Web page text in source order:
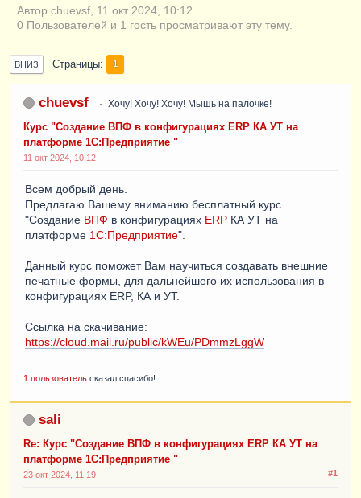
Автор chuevsf, 11 окт 2024, 10:12
0 Пользователей и 1 гость просматривают эту тему.
ВНИЗ Страницы 1
chuevsf Хочу! Хочу! Хочу! Мышь на палочке!
Курс "Создание ВПФ в конфигурациях ERP КА УТ на
платформе 1С:Предприятие "
11 окт 2024, 10:12
Всем добрый день.
Предлагаю Вашему вниманию бесплатный курс
"Создание ВПФ в конфигурациях ERP КА УТ на
платформе 1С:Предприятие".
Данный курс поможет Вам научиться создавать внешние
печатные формы, для дальнейшего их использования в
конфигурациях ERP, КА и УТ.
Ссылка на скачивание:
https://cloud.mail.ru/public/kWEu/PDmmzLggW
1 пользователь сказал спасибо!
sali
Re: Курс "Создание ВПФ в конфигурациях ERP КА УТ на
платформе 1С:Предприятие "
#1
23 окт 2024, 11:19